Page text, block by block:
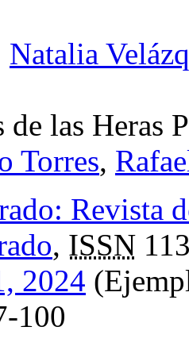
Natalia
de las Heras
Torres,
Revista
, ISSN
2024
100